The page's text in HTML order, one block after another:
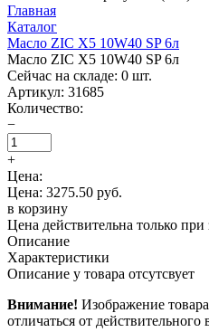
Главная
Каталог
Масло ZIC X5 10W40 SP 6л
Масло ZIC X5 10W40 SP 6л
Сейчас на складе: 0 шт.
Артикул: 31685
Количество:
−
+
Цена:
Цена: 3275.50 руб.
в корзину
Цена действительна только при
Описание
Характеристики
Описание у товара отсутсвует
Внимание! Изображение
отличаться от